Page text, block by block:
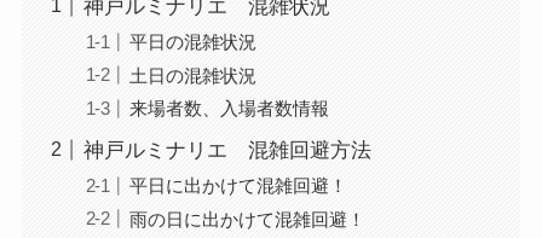
神戸ルミナリエ 混雑状況
平日の混雑状況
土日の混雑状況
来場者数、入場者数情報
神戸ルミナリエ 混雑回避方法
平日に出かけて混雑回避！
雨の日に出かけて混雑回避！